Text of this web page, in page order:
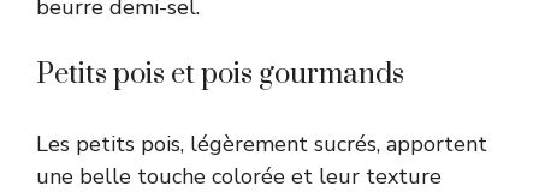
beurre demi-sel.
Petits pois et pois gourmands
Les petits pois, légèrement sucrés, apportent
une belle touche colorée et leur texture